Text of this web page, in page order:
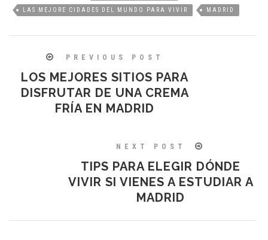
LAS MEJORE CIDADES DEL MUNDO PARA VIVIR MADRID
PREVIOUS POST
LOS MEJORES SITIOS PARA
DISFRUTAR DE UNA CREMA
FRÍA EN MADRID
NEXT POST
TIPS PARA ELEGIR DÓNDE
VIVIR SI VIENES A ESTUDIAR A
MADRID